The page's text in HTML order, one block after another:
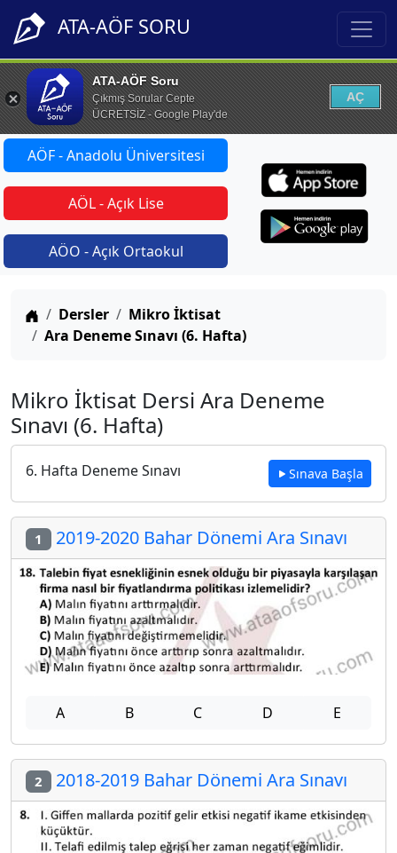
ATA-AÖF SORU
ATA-AÖF Soru
Çıkmış Sorular Cepte
ÜCRETSİZ - Google Play'de
AÇ
AÖF - Anadolu Üniversitesi
AÖL - Açık Lise
AÖO - Açık Ortaokul
Anasayfa
Dersler
Mikro İktisat
Ara Deneme Sınavı (6. Hafta)
Mikro İktisat Dersi Ara Deneme
Sınavı (6. Hafta)
6. Hafta Deneme Sınavı Sınava Başla
1 2019-2020 Bahar Dönemi Ara Sınavı
A B C D E
2 2018-2019 Bahar Dönemi Ara Sınavı